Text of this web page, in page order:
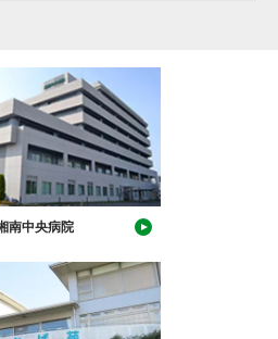
南中央病院